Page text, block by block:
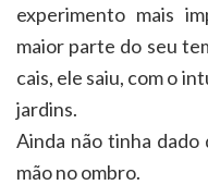
experimento mais
maior parte do seu
cais, ele saiu, com o
jardins.
Ainda não tinha dado
mão no ombro.